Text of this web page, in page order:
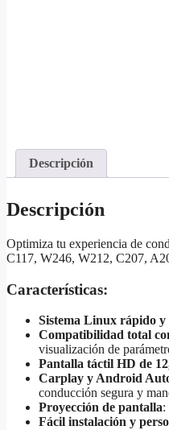
Descripción
Descripción
Optimiza tu experiencia de
C117, W246, W212, C207,
Características:
Sistema Linux rápido y
Compatibilidad total
visualización de
Pantalla táctil HD de
Carplay y Android
conducción segura y
Proyección de pantalla:
Fácil instalación y